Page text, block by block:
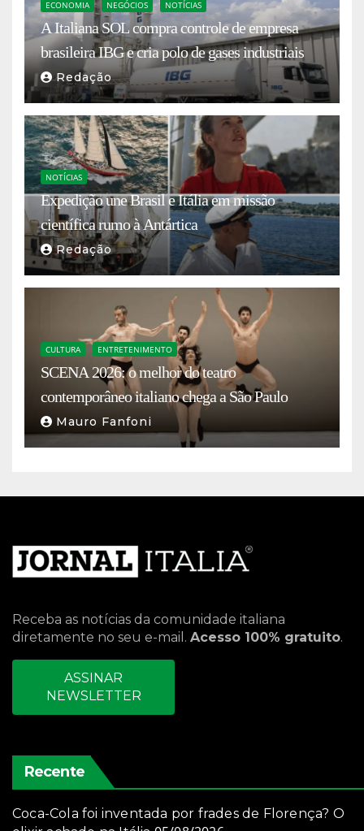
ECONOMIA NEGÓCIOS NOTÍCIAS
A Italiana SOL compra controle de empresa
brasileira IBG e cria polo de gases industriais
Redação
NOTÍCIAS
Expedição une Brasil e Itália em missão
científica rumo à Antártica
Redação
CULTURA ENTRETENIMENTO
SCENA 2026: o melhor do teatro
contemporâneo italiano chega a São Paulo
Mauro Fanfoni
Receba as notícias da comunidade italiana
diretamente no seu e-mail. Acesso 100% gratuito.
ASSINAR
NEWSLETTER
Recente
Coca-Cola foi inventada por frades de Florença? O